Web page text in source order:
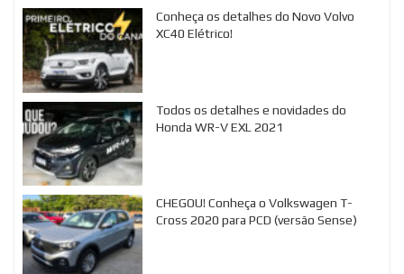
Conheça os detalhes do Novo Volvo
XC40 Elétrico!
Todos os detalhes e novidades do
Honda WR-V EXL 2021
CHEGOU! Conheça o Volkswagen T-
Cross 2020 para PCD (versão Sense)